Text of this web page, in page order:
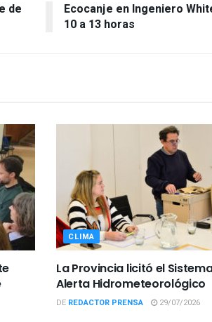
de
Ecocanje en Ingeniero
10 a 13 horas
CLIMA
La Provincia licitó el
Alerta Hidrometeorológico
DE REDACTOR PRENSA 29/07/2026